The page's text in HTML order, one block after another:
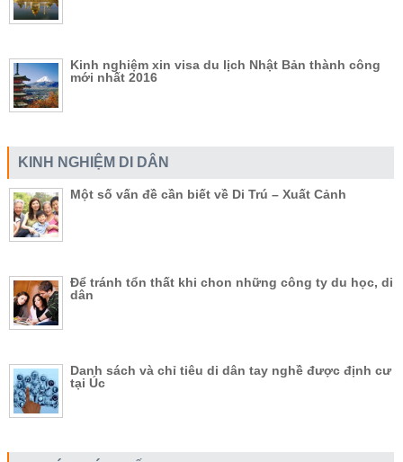
Kinh nghiệm xin visa du lịch Nhật Bản thành công
mới nhất 2016
KINH NGHIỆM DI DÂN
Một số vấn đề cần biết về Di Trú – Xuất Cảnh
Để tránh tổn thất khi chon những công ty du học, di
dân
Danh sách và chỉ tiêu di dân tay nghề được định cư
tại Úc